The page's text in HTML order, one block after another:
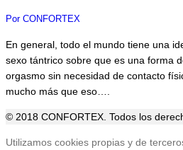
Por CONFORTEX
En general, todo el mundo tiene una
sexo tántrico sobre que es una forma
orgasmo sin necesidad de contacto
mucho más que eso….
© 2018 CONFORTEX. Todos los
IrUtilizamos cookies propias y de